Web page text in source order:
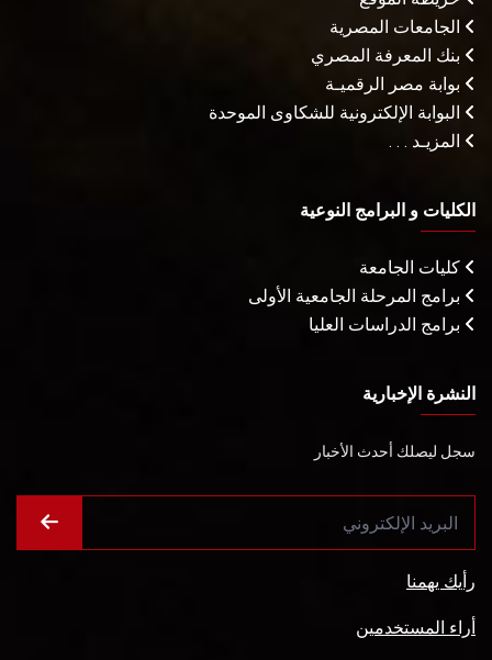
الجامعات المصرية
بنك المعرفة المصري
بوابة مصر الرقميـة
البوابة الإلكترونية للشكاوى الموحدة
المزيـد . . .
الكليات و البرامج النوعية
كليات الجامعة
برامج المرحلة الجامعية الأولى
برامج الدراسات العليا
النشرة الإخبارية
سجل ليصلك أحدث الأخبار
رأيك يهمنا
أراء المستخدمين